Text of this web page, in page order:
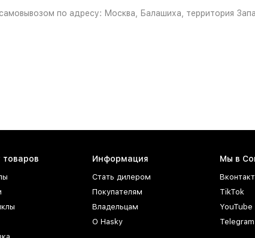
по адресу: Москва, Балашиха, территория
товаров Информация
Стать дилером
Покупателям
Владельцам
О Hasky
Мы в
TikTok
YouTube
Telegram